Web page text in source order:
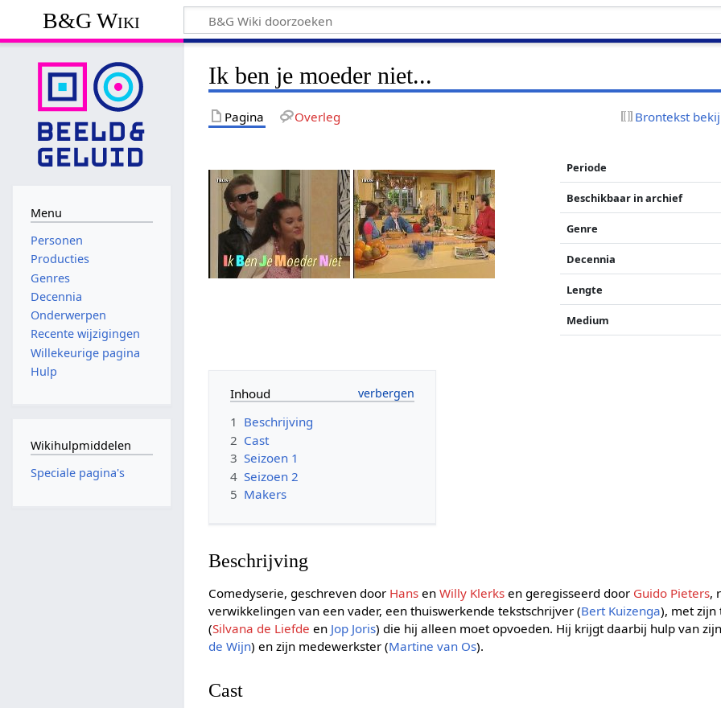
B&G Wiki
Ik ben je moeder niet...
Pagina Overleg Brontekst
Periode
Beschikbaar in archief
Genre
Decennia
Lengte
Medium
Inhoud
1 Beschrijving
2 Cast
3 Seizoen 1
4 Seizoen 2
5 Makers
Beschrijving
Comedyserie, geschreven door Hans enWilly Klerks en geregisseerd door Guido Pieters,
verwikkelingen van een vader, een thuiswerkende tekstschrijver (Bert Kuizenga), met
(Silvana de Liefde en Jop Joris) die hij alleen moet opvoeden. Hij krijgt daarbij hulp van
de Wijn) en zijn medewerkster (Martine van Os).
Cast
Menu
Personen
Producties
Genres
Decennia
Onderwerpen
Recente wijzigingen
Willekeurige pagina
Hulp
Wikihulpmiddelen
Speciale pagina's